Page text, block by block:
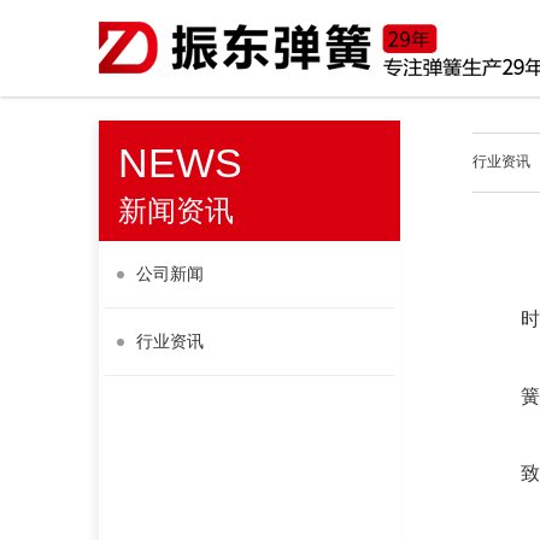
NEWS
新闻资讯
公司新闻
行业资讯
行业资讯